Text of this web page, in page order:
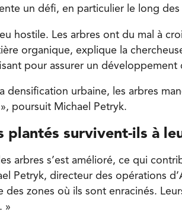
un défi, en particulier le long
hostile. Les arbres ont du mal à
organique, explique la
pour assurer un développement
densification urbaine, les arbres
poursuit Michael Petryk.
plantés survivent-ils à
arbres s’est amélioré, ce qui
Petryk, directeur des opérations
des zones où ils sont enracinés.
»